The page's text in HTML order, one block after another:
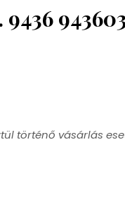
történő vásárlás